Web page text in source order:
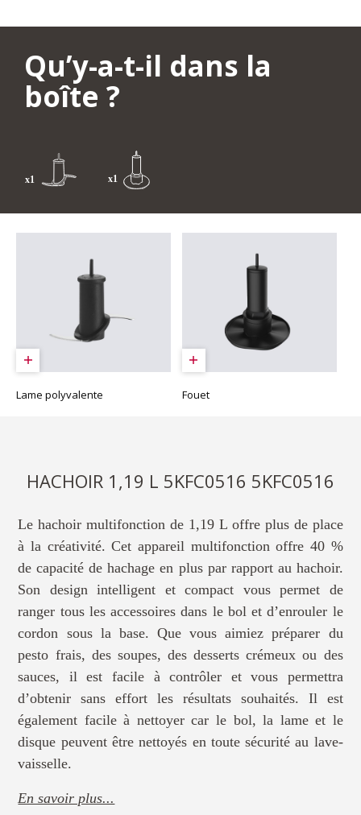
Qu’y-a-t-il dans la
boîte ?
Lame polyvalente Fouet
HACHOIR 1,19 L 5KFC0516 5KFC0516
Le hachoir multifonction de 1,19 L offre plus de place
à la créativité. Cet appareil multifonction offre 40 %
de capacité de hachage en plus par rapport au hachoir.
Son design intelligent et compact vous permet de
ranger tous les accessoires dans le bol et d’enrouler le
cordon sous la base. Que vous aimiez préparer du
pesto frais, des soupes, des desserts crémeux ou des
sauces, il est facile à contrôler et vous permettra
d’obtenir sans effort les résultats souhaités. Il est
également facile à nettoyer car le bol, la lame et le
disque peuvent être nettoyés en toute sécurité au lave-
vaisselle.
En savoir plus...